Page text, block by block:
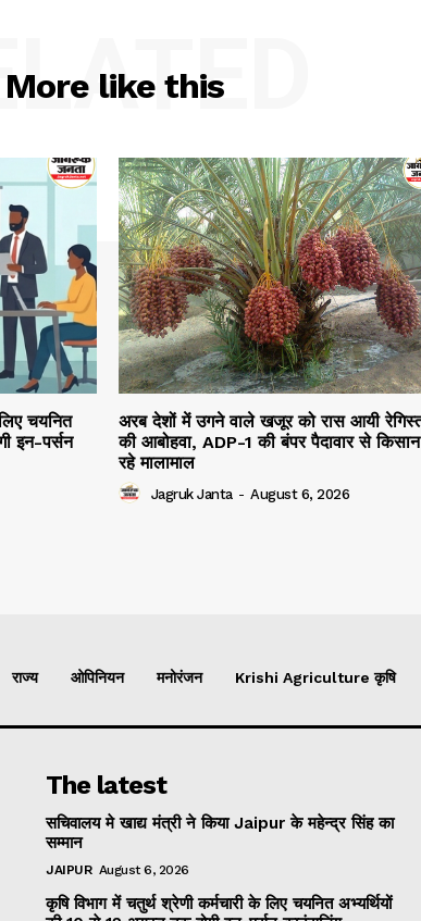
More like this
चयनित
इन-पर्सन
अरब देशों में उगने वाले खजूर को रास आयी
की आबोहवा, ADP-1 की बंपर पैदावार से किसान
रहे मालामाल
Jagruk Janta - August 6, 2026
राज्य ओपिनियन मनोरंजन Krishi Agriculture कृषि
The latest
सचिवालय मे खाद्य मंत्री ने किया Jaipur के महेन्द्र सिंह का
सम्मान
JAIPUR August 6, 2026
कृषि विभाग में चतुर्थ श्रेणी कर्मचारी के लिए चयनित अभ्यर्थियों